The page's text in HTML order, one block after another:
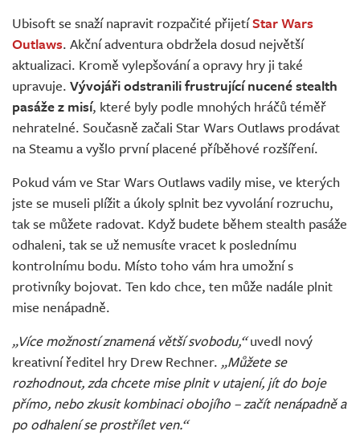
Živě
Ubisoft se snaží napravit rozpačité přijetíStar Wars
Outlaws. Akční adventura obdržela dosud největší
aktualizaci. Kromě vylepšování a opravy hry ji také
upravuje. Vývojáři odstranili frustrující nucené stealth
pasáže z misí, které byly podle mnohých hráčů téměř
nehratelné. Současně začali Star Wars Outlaws prodávat
na Steamu a vyšlo první placené příběhové rozšíření.
Pokud vám ve Star Wars Outlaws vadily mise, ve kterých
jste se museli plížit a úkoly splnit bez vyvolání rozruchu,
tak se můžete radovat. Když budete během stealth pasáže
odhaleni, tak se už nemusíte vracet k poslednímu
kontrolnímu bodu. Místo toho vám hra umožní s
protivníky bojovat. Ten kdo chce, ten může nadále plnit
mise nenápadně.
„Více možností znamená větší svobodu,“uvedl nový
kreativní ředitel hry Drew Rechner. „Můžete se
rozhodnout, zda chcete mise plnit v utajení, jít do boje
přímo, nebo zkusit kombinaci obojího – začít nenápadně a
po odhalení se prostřílet ven.“